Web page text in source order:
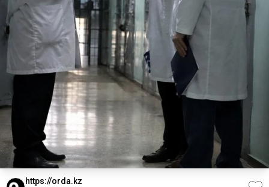
https://orda.kz